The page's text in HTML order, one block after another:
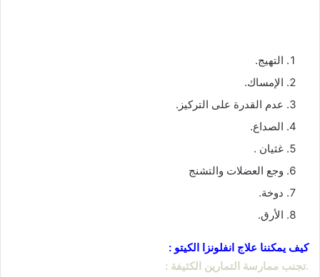
التهيج.
الإمساك.
عدم القدرة على التركيز.
الصداع.
غثيان .
وجع العضلات والتشنج
دوخة.
الأرق.
كيف يمكننا علاج انفلونزا الكيتو :
.تجنب ممارسة التمارين الكثيفة :